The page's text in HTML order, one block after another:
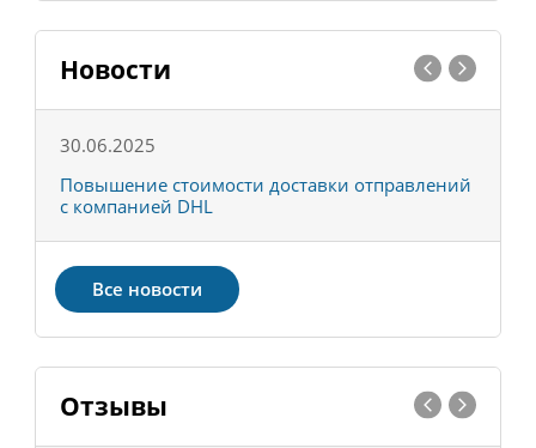
Новости
30.06.2025
Повышение стоимости доставки отправлений
с компанией DHL
Все новости
Отзывы